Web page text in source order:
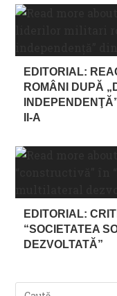
EDITORIAL:
ROMÂNI DUPĂ
II-A
EDITORIAL:
“SOCIETATEA
DEZVOLTATĂ”